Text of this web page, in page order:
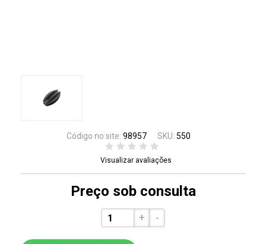
Código no site: 98957 SKU: 550
Visualizar avaliações
Preço sob consulta
+ -